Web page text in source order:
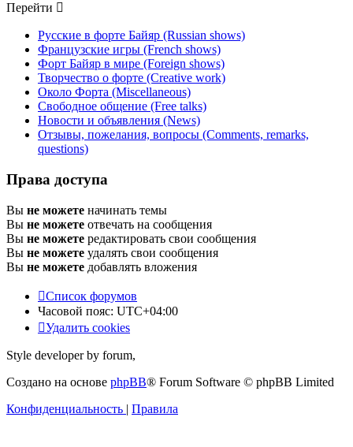
Перейти
Русские в форте Байяр (Russian shows)
Французские игры (French shows)
Форт Байяр в мире (Foreign shows)
Творчество о форте (Creative work)
Около Форта (Miscellaneous)
Свободное общение (Free talks)
Новости и объявления (News)
Отзывы, пожелания, вопросы (Comments, remarks,
questions)
Права доступа
Вы не можете начинать темы
Вы не можете отвечать на сообщения
Вы не можете редактировать свои сообщения
Вы не можете удалять свои сообщения
Вы не можете добавлять вложения
Список форумов
Часовой пояс: UTC+04:00
Удалить cookies
Style developer by forum,
Создано на основе phpBB® Forum Software © phpBB Limited
Конфиденциальность | Правила